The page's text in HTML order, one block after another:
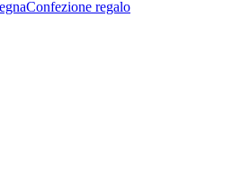
Confezione regalo